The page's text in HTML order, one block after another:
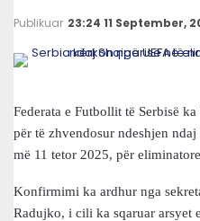
Publikuar 23:24 11 September,
Federata e Futbollit të Serbisë
për të zhvendosur ndeshjen
më 11 tetor 2025, për
Konfirmimi ka ardhur nga
Radujko, i cili ka sqaruar arsyet